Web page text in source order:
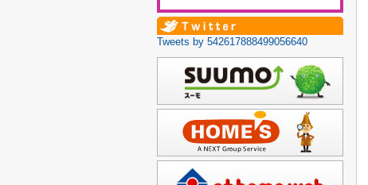
Tweets by 542617888499056640